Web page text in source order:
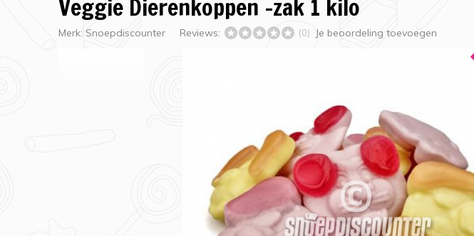
Veggie Dierenkoppen -zak 1 kilo
Merk: Snoepdiscounter Reviews: (0) Je beoordeling toevoegen